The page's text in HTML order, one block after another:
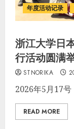
年度活动记录
浙江大学日
行活动圆满
STNORIKA
2026年5月17号
READ MORE